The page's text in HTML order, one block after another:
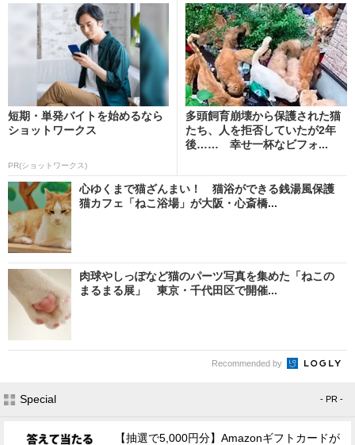
短期・単発バイトを始めるなら
ショットワークス
PR(ショットワークス)
多頭飼育崩壊から保護された猫
たち、人を拒否していたが2年
後…… 幸せ一杯なビフォ...
心ゆくまで猫ざんまい！ 猫浴ができる銭湯風保護
猫カフェ「ねこ浴場」が大阪・心斎橋...
肉球やしっぽなど猫のパーツ写真を集めた「ねこの
まるまる展」 東京・千代田区で開催...
Recommended by
Special - PR -
【抽選で5,000円分】Amazonギフトカードが